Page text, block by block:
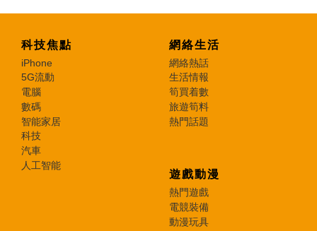
科技焦點
iPhone
5G流動
電腦
數碼
智能家居
科技
汽車
人工智能
網絡生活
網絡熱話
生活情報
筍買着數
旅遊筍料
熱門話題
遊戲動漫
熱門遊戲
電競裝備
動漫玩具